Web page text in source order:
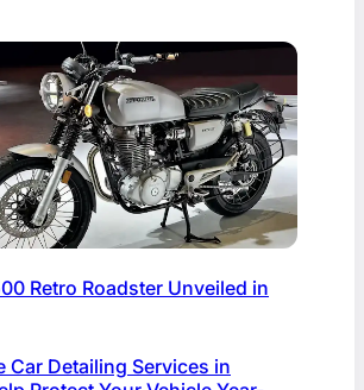
Retro Roadster Unveiled in
Car Detailing Services in